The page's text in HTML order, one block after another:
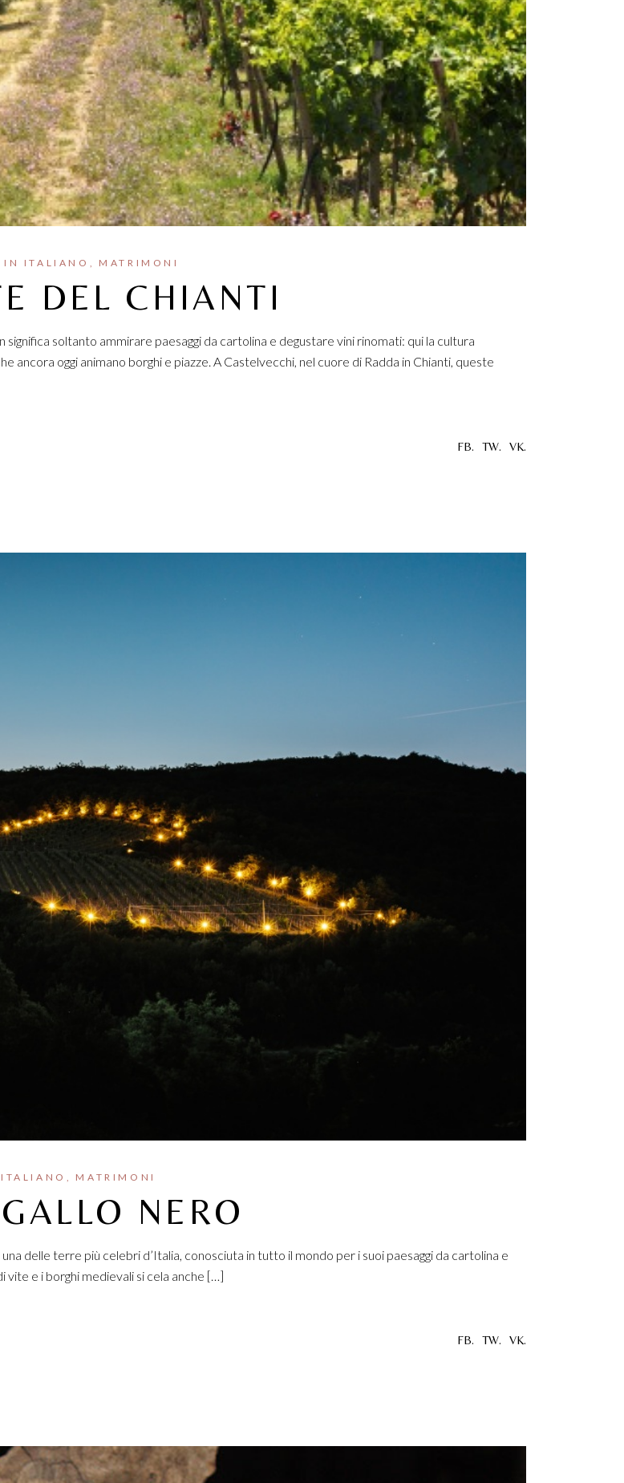
IN ITALIANO MATRIMONI
DEL CHIANTI
soltanto ammirare paesaggi da cartolina e degustare vini rinomati: qui la cultura
oggi animano borghi e piazze. A Castelvecchi, nel cuore di Radda in Chianti, queste
FB. TW. VK.
MATRIMONI
NERO
delle terre più celebri d’Italia, conosciuta in tutto il mondo per i suoi paesaggi da cartolina e
vite e i borghi medievali si cela anche […]
FB. TW. VK.